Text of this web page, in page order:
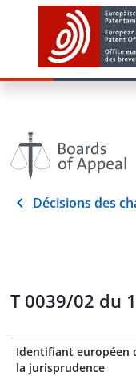
Décisions des
T 0039/02 du
Identifiant européen
la jurisprudence